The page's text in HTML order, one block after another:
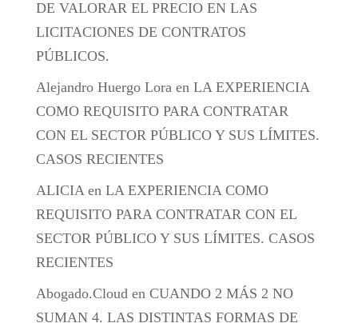
DE VALORAR EL PRECIO EN LAS
LICITACIONES DE CONTRATOS
PÚBLICOS.
Alejandro Huergo Lora en LA EXPERIENCIA
COMO REQUISITO PARA CONTRATAR
CON EL SECTOR PÚBLICO Y SUS LÍMITES.
CASOS RECIENTES
ALICIA en LA EXPERIENCIA COMO
REQUISITO PARA CONTRATAR CON EL
SECTOR PÚBLICO Y SUS LÍMITES. CASOS
RECIENTES
Abogado.Cloud en CUANDO 2 MÁS 2 NO
SUMAN 4. LAS DISTINTAS FORMAS DE